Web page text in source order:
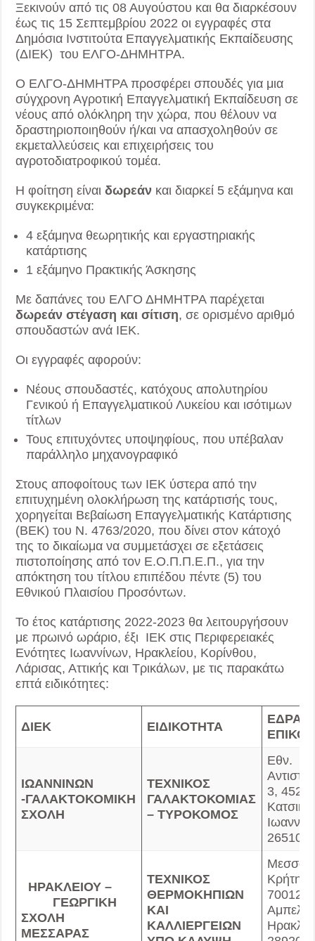
Ξεκινούν από τις 08 Αυγούστου και θα διαρκέσουν
έως τις 15 Σεπτεμβρίου 2022 οι εγγραφές στα
Δημόσια Ινστιτούτα Επαγγελματικής Εκπαίδευσης
(ΔΙΕΚ) του ΕΛΓΟ-ΔΗΜΗΤΡΑ.
Ο ΕΛΓΟ-ΔΗΜΗΤΡΑ προσφέρει σπουδές για μια
σύγχρονη Αγροτική Επαγγελματική Εκπαίδευση σε
νέους από ολόκληρη την χώρα, που θέλουν να
δραστηριοποιηθούν ή/και να απασχοληθούν σε
εκμεταλλεύσεις και επιχειρήσεις του
αγροτοδιατροφικού τομέα.
Η φοίτηση είναιδωρεάν και διαρκεί 5 εξάμηνα και
συγκεκριμένα:
4 εξάμηνα θεωρητικής και εργαστηριακής
κατάρτισης
1 εξάμηνο Πρακτικής Άσκησης
Με δαπάνες του ΕΛΓΟ ΔΗΜΗΤΡΑ παρέχεται
δωρεάν στέγαση και σίτιση, σε ορισμένο αριθμό
σπουδαστών ανά ΙΕΚ.
Οι εγγραφές αφορούν:
Νέους σπουδαστές, κατόχους απολυτηρίου
Γενικού ή Επαγγελματικού Λυκείου και ισότιμων
τίτλων
Τους επιτυχόντες υποψηφίους, που υπέβαλαν
παράλληλο μηχανογραφικό
Στους αποφοίτους των ΙΕΚ ύστερα από την
επιτυχημένη ολοκλήρωση της κατάρτισής τους,
χορηγείται Βεβαίωση Επαγγελματικής Κατάρτισης
(ΒΕΚ) του Ν. 4763/2020, που δίνει στον κάτοχό
της το δικαίωμα να συμμετάσχει σε εξετάσεις
πιστοποίησης από τον Ε.Ο.Π.Π.Ε.Π., για την
απόκτηση του τίτλου επιπέδου πέντε (5) του
Εθνικού Πλαισίου Προσόντων.
Το έτος κατάρτισης 2022-2023 θα λειτουργήσουν
με πρωινό ωράριο, έξι ΙΕΚ στις Περιφερειακές
Ενότητες Ιωαννίνων, Ηρακλείου, Κορίνθου,
Λάρισας, Αττικής και Τρικάλων, με τις παρακάτω
επτά ειδικότητες:
ΔΙΕΚ ΕΙΔΙΚΟΤΗΤΑ
ΕΔΡΑ
ΙΩΑΝΝΙΝΩΝ
-ΓΑΛΑΚΤΟΚΟΜΙΚΗ
ΣΧΟΛΗ
ΤΕΧΝΙΚΟΣ
ΓΑΛΑΚΤΟΚΟΜΙΑΣ
– ΤΥΡΟΚΟΜΟΣ
Εθν.
3,
Κατσικά
26510
ΗΡΑΚΛΕΙΟΥ –
ΓΕΩΡΓΙΚΗ
ΣΧΟΛΗ
ΜΕΣΣΑΡΑΣ
ΤΕΧΝΙΚΟΣ
ΘΕΡΜΟΚΗΠΙΩΝ
ΚΑΙ
ΚΑΛΛΙΕΡΓΕΙΩΝ
Κρήτης,
70012,